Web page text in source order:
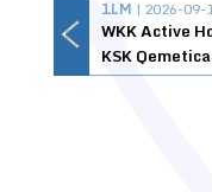
1LM | 2026-09-
WKK Active